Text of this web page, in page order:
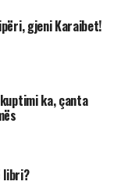
gjeni Karaibet!
ka, çanta
libri?